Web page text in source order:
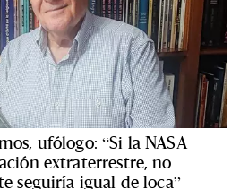
ufólogo: “Si la NASA
extraterrestre, no
seguiría igual de loca”